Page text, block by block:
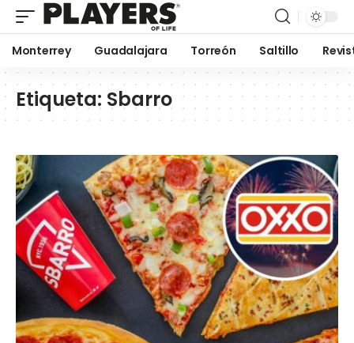
Monterrey Guadalajara Torreón Saltillo
Etiqueta: Sbarro